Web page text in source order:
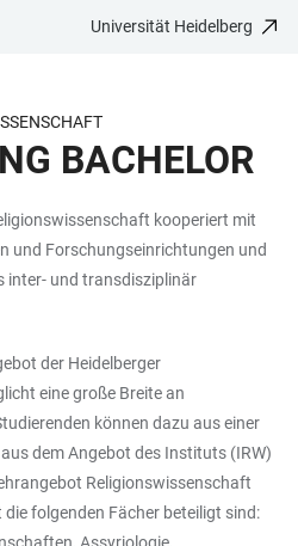
Universität Heidelberg
BACHELOR
kooperiert mit
und Forschungseinrichtungen und
inter- und transdisziplinär
der Heidelberger
eine große Breite an
können dazu aus einer
dem Angebot des Instituts (IRW)
Religionswissenschaft
folgenden Fächer beteiligt sind: